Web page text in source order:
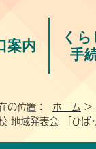
案内
くら
手
の位置： ホーム >
地域発表会 「ひば